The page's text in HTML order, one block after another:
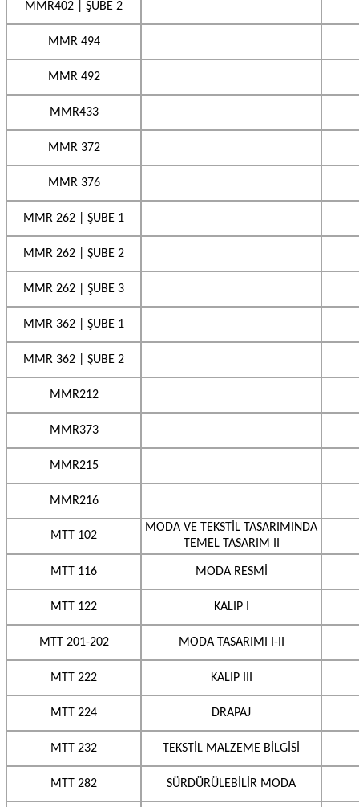
MMR402 | ŞUBE 2
MMR 494
MMR 492
MMR433
MMR 372
MMR 376
MMR 262 | ŞUBE 1
MMR 262 | ŞUBE 2
MMR 262 | ŞUBE 3
MMR 362 | ŞUBE 1
MMR 362 | ŞUBE 2
MMR212
MMR373
MMR215
MMR216
MTT 102
MODA VE TEKSTİL TASARIMINDA
TEMEL TASARIM II
MTT 116 MODA RESMİ
MTT 122 KALIP I
MTT 201-202 MODA TASARIMI I-II
MTT 222 KALIP III
MTT 224 DRAPAJ
MTT 232 TEKSTİL MALZEME BİLGİSİ
MTT 282 SÜRDÜRÜLEBİLİR MODA